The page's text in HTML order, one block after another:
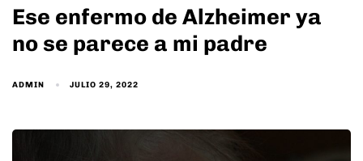
Ese enfermo de Alzheimer ya
no se parece a mi padre
ADMIN JULIO 29, 2022